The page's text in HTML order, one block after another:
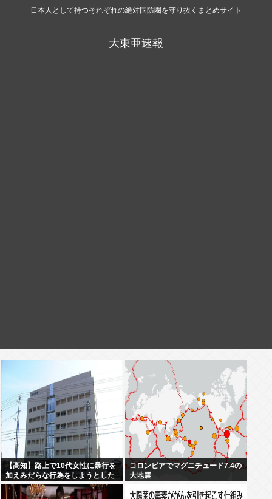
日本人として持つそれぞれの絶対国防圏を守り抜くまとめサイト
大東亜速報
【高知】路上で10代女性に暴行を
加えみだらな行為をしようとした
農業手伝いの38歳男を逮捕…男は
7月にも下半身露出の疑いで逮
コロンビアでマグニチュード7.4の
大地震